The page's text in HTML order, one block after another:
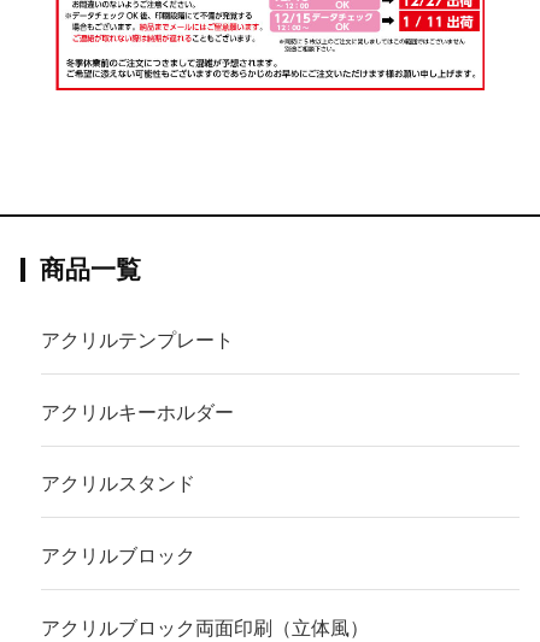
商品一覧
アクリルテンプレート
アクリルキーホルダー
アクリルスタンド
アクリルブロック
アクリルブロック両面印刷（立体風）